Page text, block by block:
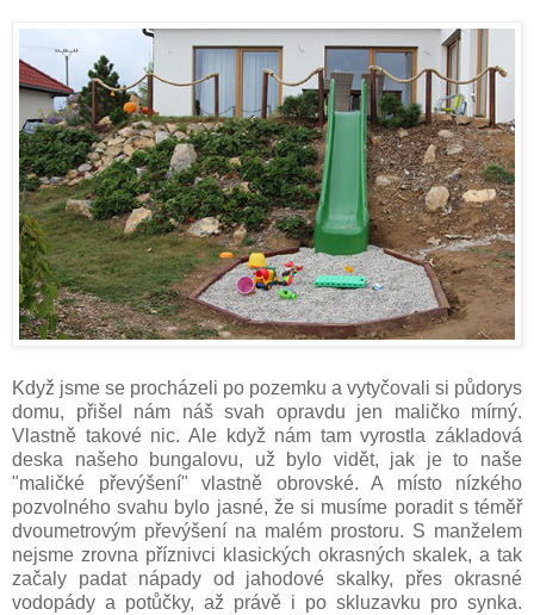
Když jsme se procházeli po pozemku a vytyčovali si půdorys
domu, přišel nám náš svah opravdu jen maličko mírný.
Vlastně takové nic. Ale když nám tam vyrostla základová
deska našeho bungalovu, už bylo vidět, jak je to naše
"maličké převýšení" vlastně obrovské. A místo nízkého
pozvolného svahu bylo jasné, že si musíme poradit s téměř
dvoumetrovým převýšení na malém prostoru. S manželem
nejsme zrovna příznivci klasických okrasných skalek, a tak
začaly padat nápady od jahodové skalky, přes okrasné
vodopády a potůčky, až právě i po skluzavku pro synka.